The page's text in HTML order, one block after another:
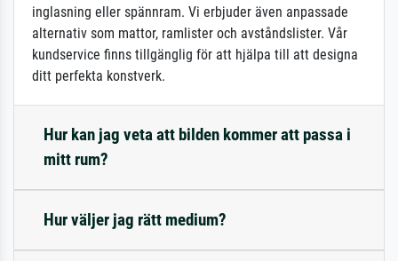
inglasning eller spännram. Vi erbjuder även anpassade
alternativ som mattor, ramlister och avståndslister. Vår
kundservice finns tillgänglig för att hjälpa till att designa
ditt perfekta konstverk.
Hur kan jag veta att bilden kommer att passa i
mitt rum?
Hur väljer jag rätt medium?